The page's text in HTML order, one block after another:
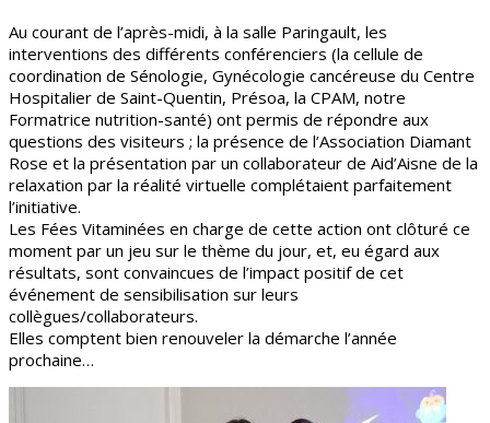
Au courant de l’après-midi, à la salle Paringault, les
interventions des différents conférenciers (la cellule de
coordination de Sénologie, Gynécologie cancéreuse du Centre
Hospitalier de Saint-Quentin, Présoa, la CPAM, notre
Formatrice nutrition-santé) ont permis de répondre aux
questions des visiteurs ; la présence de l’Association Diamant
Rose et la présentation par un collaborateur de Aid’Aisne de la
relaxation par la réalité virtuelle complétaient parfaitement
l’initiative.
Les Fées Vitaminées en charge de cette action ont clôturé ce
moment par un jeu sur le thème du jour, et, eu égard aux
résultats, sont convaincues de l’impact positif de cet
événement de sensibilisation sur leurs
collègues/collaborateurs.
Elles comptent bien renouveler la démarche l’année
prochaine…